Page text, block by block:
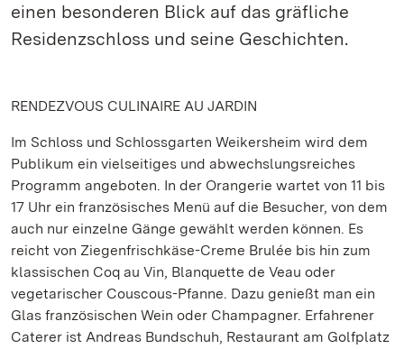
einen besonderen Blick auf das gräfliche
Residenzschloss und seine Geschichten.
RENDEZVOUS CULINAIRE AU JARDIN
Im Schloss und Schlossgarten Weikersheim wird dem
Publikum ein vielseitiges und abwechslungsreiches
Programm angeboten. In der Orangerie wartet von 11 bis
17 Uhr ein französisches Menü auf die Besucher, von dem
auch nur einzelne Gänge gewählt werden können. Es
reicht von Ziegenfrischkäse-Creme Brulée bis hin zum
klassischen Coq au Vin, Blanquette de Veau oder
vegetarischer Couscous-Pfanne. Dazu genießt man ein
Glas französischen Wein oder Champagner. Erfahrener
Caterer ist Andreas Bundschuh, Restaurant am Golfplatz